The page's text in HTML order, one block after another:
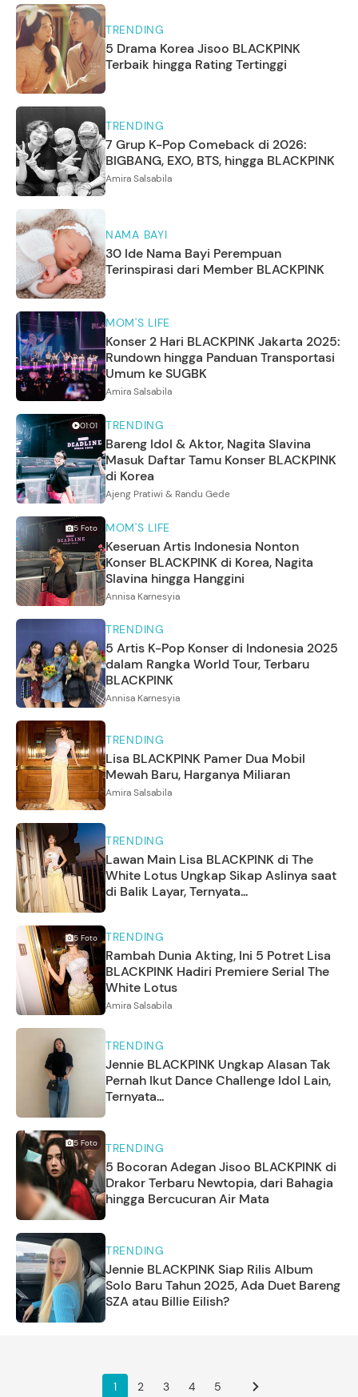
TRENDING
5 Drama Korea Jisoo BLACKPINK
Terbaik hingga Rating Tertinggi
TRENDING
7 Grup K-Pop Comeback di 2026:
BIGBANG, EXO, BTS, hingga BLACKPINK
Amira Salsabila
NAMA BAYI
30 Ide Nama Bayi Perempuan
Terinspirasi dari Member BLACKPINK
MOM'S LIFE
Konser 2 Hari BLACKPINK Jakarta 2025:
Rundown hingga Panduan Transportasi
Umum ke SUGBK
Amira Salsabila
01:01 TRENDING
Bareng Idol & Aktor, Nagita Slavina
Masuk Daftar Tamu Konser BLACKPINK
di Korea
Ajeng Pratiwi & Randu Gede
5 Foto MOM'S LIFE
Keseruan Artis Indonesia Nonton
Konser BLACKPINK di Korea, Nagita
Slavina hingga Hanggini
Annisa Karnesyia
TRENDING
5 Artis K-Pop Konser di Indonesia 2025
dalam Rangka World Tour, Terbaru
BLACKPINK
Annisa Karnesyia
TRENDING
Lisa BLACKPINK Pamer Dua Mobil
Mewah Baru, Harganya Miliaran
Amira Salsabila
TRENDING
Lawan Main Lisa BLACKPINK di The
White Lotus Ungkap Sikap Aslinya saat
di Balik Layar, Ternyata...
5 Foto TRENDING
Rambah Dunia Akting, Ini 5 Potret Lisa
BLACKPINK Hadiri Premiere Serial The
White Lotus
Amira Salsabila
TRENDING
Jennie BLACKPINK Ungkap Alasan Tak
Pernah Ikut Dance Challenge Idol Lain,
Ternyata...
5 Foto TRENDING
5 Bocoran Adegan Jisoo BLACKPINK di
Drakor Terbaru Newtopia, dari Bahagia
hingga Bercucuran Air Mata
TRENDING
Jennie BLACKPINK Siap Rilis Album
Solo Baru Tahun 2025, Ada Duet Bareng
SZA atau Billie Eilish?
1 2 3 4 5